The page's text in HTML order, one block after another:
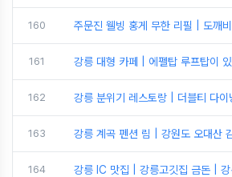
160 주문진 웰빙 홍게 무한 리필 | 도깨
161 강릉 대형 카페 | 에펠탑 루프탑이
162 강릉 분위기 레스토랑 | 더블티 다이
163 강릉 계곡 펜션 림 | 강원도 오대산
164 강릉 IC 맛집 | 강릉고깃집 금돈 |